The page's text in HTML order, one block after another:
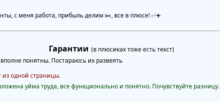
с меня работа, прибыль делим ✂️, все в плюсе! ✅➕
Гарантии (в плюсиках тоже есть текст)
понятны. Постараюсь их развеять
из одной страницы.
уйма труда, все функционально и понятно. Почувствуйте разницу.